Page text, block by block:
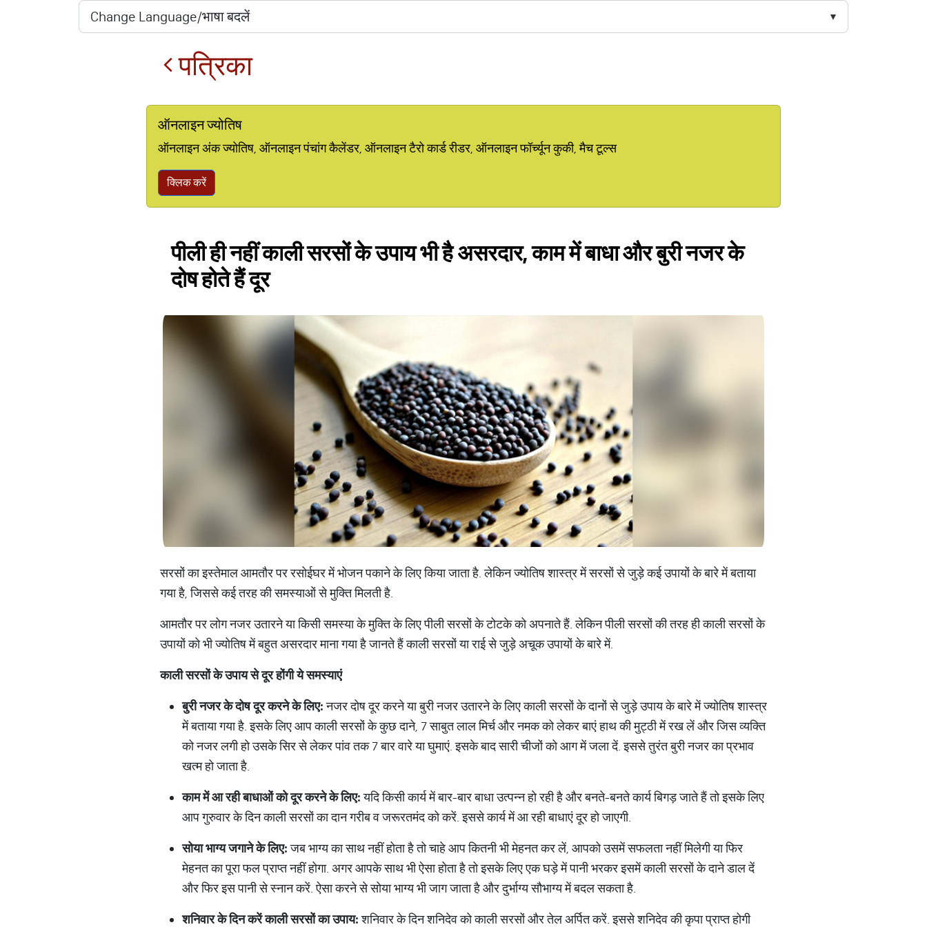
पत्रिका
ऑनलाइन ज्योतिष
ऑनलाइन अंक ज्योतिष, ऑनलाइन पंचांग कैलेंडर, ऑनलाइन टैरो कार्ड रीडर, ऑनलाइन फॉर्च्यून कुकी, मैच टूल्स
क्लिक करें
पीली ही नहीं काली सरसों के उपाय भी है असरदार, काम में बाधा और बुरी नजर के
दोष होते हैं दूर
सरसों का इस्तेमाल आमतौर पर रसोईघर में भोजन पकाने के लिए किया जाता है. लेकिन ज्योतिष शास्त्र में सरसों से जुड़े कई उपायों के बारे में बताया
गया है, जिससे कई तरह की समस्याओं से मुक्ति मिलती है.
आमतौर पर लोग नजर उतारने या किसी समस्या के मुक्ति के लिए पीली सरसों के टोटके को अपनाते हैं. लेकिन पीली सरसों की तरह ही काली सरसों के
उपायों को भी ज्योतिष में बहुत असरदार माना गया है जानते हैं काली सरसों या राई से जुड़े अचूक उपायों के बारे में.
कालीसरसोंकेउपायसेदूरहोंगीयेसमस्याएं
बुरीनजरकेदोषदूरकरनेकेलिए:नजर दोष दूर करने या बुरी नजर उतारने के लिए काली सरसों के दानों से जुड़े उपाय के बारे में ज्योतिष शास्त्र
में बताया गया है. इसके लिए आप काली सरसों के कुछ दाने, 7 साबुत लाल मिर्च और नमक को लेकर बाएं हाथ की मुट्ठी में रख लें और जिस व्यक्ति
को नजर लगी हो उसके सिर से लेकर पांव तक 7 बार वारे या घुमाएं. इसके बाद सारी चीजों को आग में जला दें. इससे तुरंत बुरी नजर का प्रभाव
खत्म हो जाता है.
काममेंआरहीबाधाओंकोदूरकरनेकेलिए:यदि किसी कार्य में बार-बार बाधा उत्पन्न हो रही है और बनते-बनते कार्य बिगड़ जाते हैं तो इसके लिए
आप गुरुवार के दिन काली सरसों का दान गरीब व जरूरतमंद को करें. इससे कार्य में आ रही बाधाएं दूर हो जाएगी.
सोयाभाग्यजगानेकेलिए:जब भाग्य का साथ नहीं होता है तो चाहे आप कितनी भी मेहनत कर लें, आपको उसमें सफलता नहीं मिलेगी या फिर
मेहनत का पूरा फल प्राप्त नहीं होगा. अगर आपके साथ भी ऐसा होता है तो इसके लिए एक घड़े में पानी भरकर इसमें काली सरसों के दाने डाल दें
और फिर इस पानी से स्नान करें. ऐसा करने से सोया भाग्य भी जाग जाता है और दुर्भाग्य सौभाग्य में बदल सकता है.
शनिवारकेदिनकरेंकालीसरसोंकाउपाय:शनिवार के दिन शनिदेव को काली सरसों और तेल अर्पित करें. इससे शनिदेव की कृपा प्राप्त होगी